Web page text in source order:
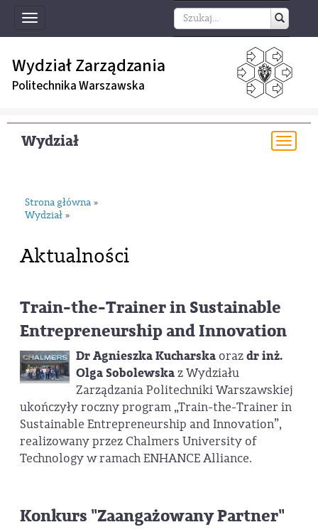
Toggle
navigation
Wydział Zarządzania
Politechnika Warszawska
Wydział
Strona główna »
Wydział »
Aktualności
Train-the-Trainer in Sustainable
Entrepreneurship and Innovation
Dr Agnieszka Kucharskaorazdr inż.
Olga Sobolewskaz Wydziału
Zarządzania Politechniki Warszawskiej
ukończyły roczny program „Train-the-Trainer in
Sustainable Entrepreneurship and Innovation”,
realizowany przez Chalmers University of
Technology w ramach ENHANCE Alliance.
Konkurs "Zaangażowany Partner"